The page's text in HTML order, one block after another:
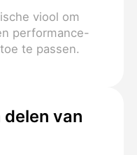
viool om
performance-
te passen.
delen van